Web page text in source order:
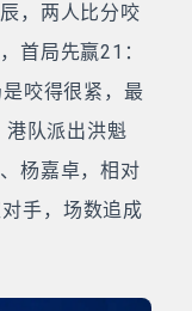
，两人比分咬
首局先赢21：
咬得很紧，最
队派出洪魁
杨嘉卓，相对
手，场数追成